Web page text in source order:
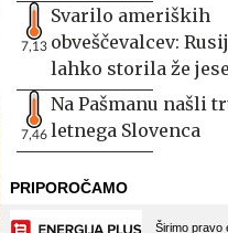
7,13
Svarilo ameriških
obveščevalcev:
lahko storila že
7,46
Na Pašmanu našli
letnega Slovenca